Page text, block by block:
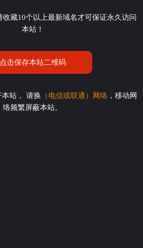
藏10个以上最新域名才可保证永久访问
本站！
点击保存本站二维码
站， 请换 （电信或联通）网络 ，移动网
络频繁屏蔽本站。